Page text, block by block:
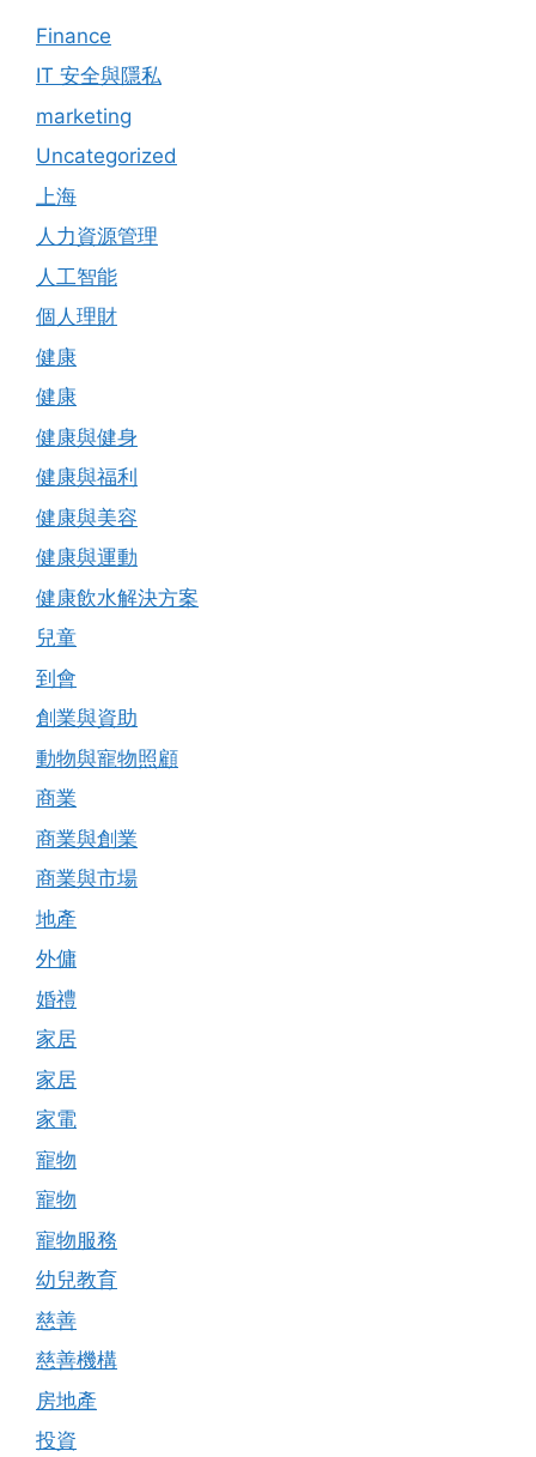
Finance
IT 安全與隱私
marketing
Uncategorized
上海
人力資源管理
人工智能
個人理財
健康
健康
健康與健身
健康與福利
健康與美容
健康與運動
健康飲水解決方案
兒童
到會
創業與資助
動物與寵物照顧
商業
商業與創業
商業與市場
地產
外傭
婚禮
家居
家居
家電
寵物
寵物
寵物服務
幼兒教育
慈善
慈善機構
房地產
投資